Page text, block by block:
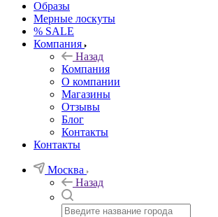
Образы
Мерные лоскуты
% SALE
Компания
Назад
Компания
О компании
Магазины
Отзывы
Блог
Контакты
Контакты
Москва
Назад